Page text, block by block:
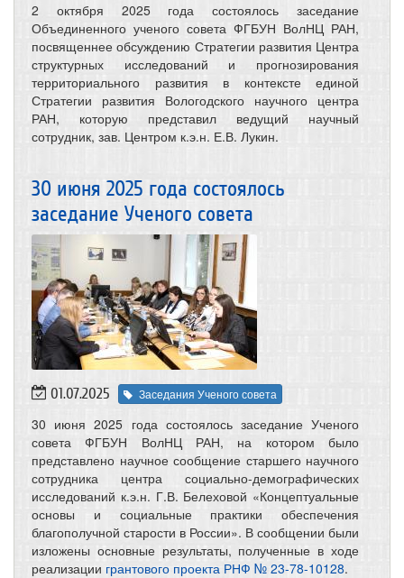
2 октября 2025 года состоялось заседание
Объединенного ученого совета ФГБУН ВолНЦ РАН,
посвященнее обсуждению Стратегии развития Центра
структурных исследований и прогнозирования
территориального развития в контексте единой
Стратегии развития Вологодского научного центра
РАН, которую представил ведущий научный
сотрудник, зав. Центром к.э.н. Е.В. Лукин.
30 июня 2025 года состоялось
заседание Ученого совета
01.07.2025 Заседания Ученого совета
30 июня 2025 года состоялось заседание Ученого
совета ФГБУН ВолНЦ РАН, на котором было
представлено научное сообщение старшего научного
сотрудника центра социально-демографических
исследований к.э.н. Г.В. Белеховой «Концептуальные
основы и социальные практики обеспечения
благополучной старости в России». В сообщении были
изложены основные результаты, полученные в ходе
реализации грантового проекта РНФ № 23-78-10128.